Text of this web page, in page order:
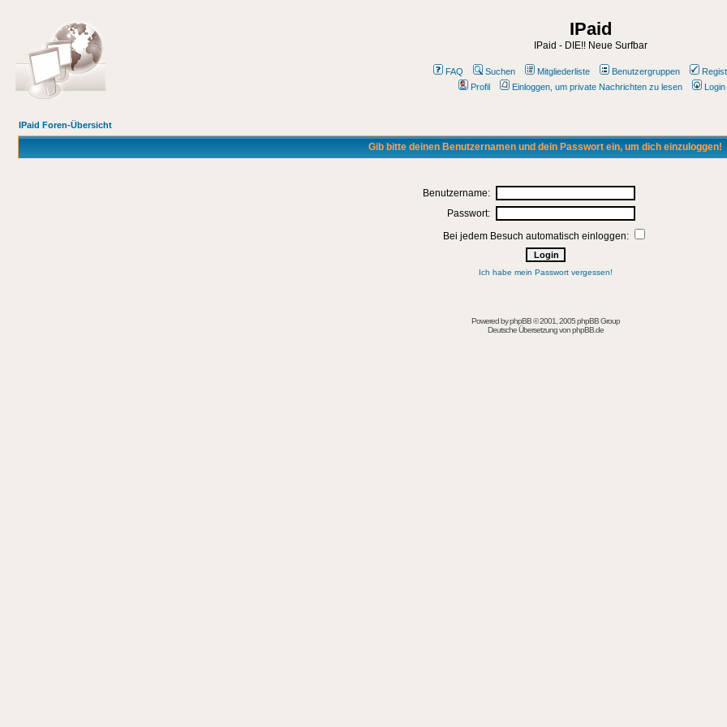
IPaid
IPaid - DIE!! Neue Surfbar
FAQ Suchen Mitgliederliste Benutzergruppen
Profil
Einloggen, um private Nachrichten zu lesen Login
IPaid Foren-Übersicht
Gib bitte deinen Benutzernamen und dein Passwort ein, um dich einzuloggen!
Benutzername:
Passwort:
Bei jedem Besuch automatisch einloggen:
Ich habe mein Passwort vergessen!
Powered byphpBB© 2001, 2005 phpBB Group
Deutsche Übersetzung vonphpBB.de